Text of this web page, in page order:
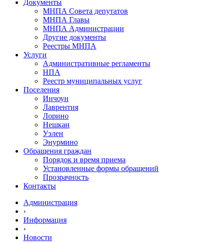
Документы
МНПА Совета депутатов
МНПА Главы
МНПА Администрации
Другие документы
Реестры МНПА
Услуги
Административные регламенты
НПА
Реестр муниципальных услуг
Поселения
Инчоун
Лаврентия
Лорино
Нешкан
Уэлен
Энурмино
Обращения граждан
Порядок и время приема
Установленные формы обращений
Прозрачность
Контакты
Администрация
›
Информация
›
Новости